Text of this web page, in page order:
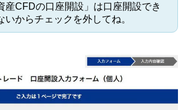
産CFDの口座開設」は口座開設でき
いからチェックを外してね。